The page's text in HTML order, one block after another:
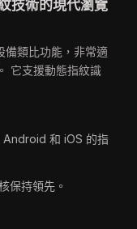
技術的現代瀏覽
備類比功能，非常適
它支援動態指紋識
和 iOS 的指
保持領先。